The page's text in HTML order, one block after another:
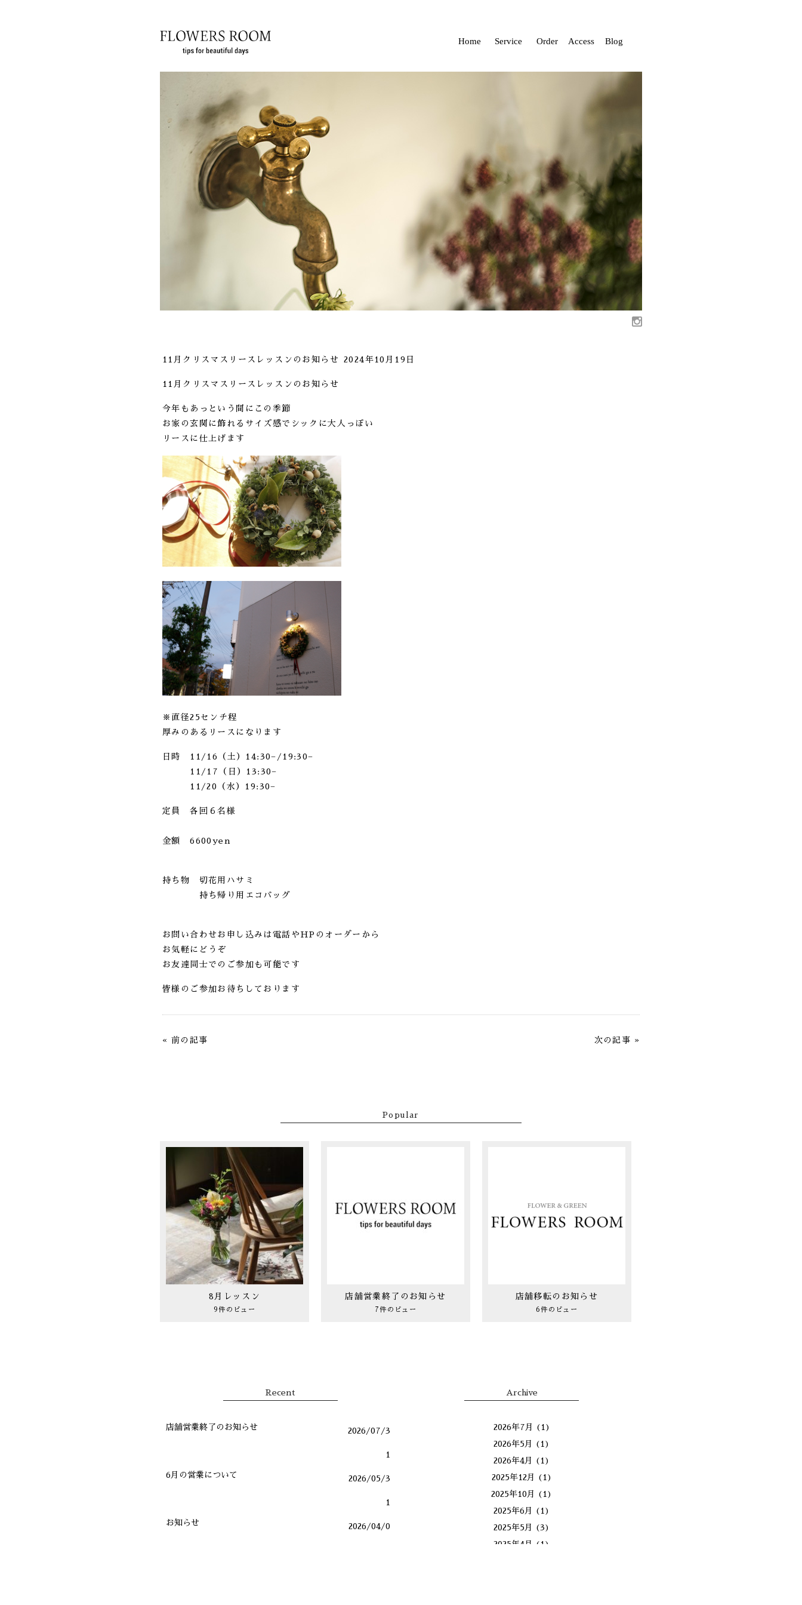
Home Service Order Access Blog
11月クリスマスリースレッスンのお知らせ 2024年10月19日
11月クリスマスリースレッスンのお知らせ
今年もあっという間にこの季節
お家の玄関に飾れるサイズ感でシックに大人っぽい
リースに仕上げます
※直径25センチ程
厚みのあるリースになります
日時 11/16（土）14:30−/19:30−
11/17（日）13:30−
11/20（水）19:30−
定員 各回６名様
金額 6600yen
持ち物 切花用ハサミ
持ち帰り用エコバッグ
お問い合わせお申し込みは電話やHPのオーダーから
お気軽にどうぞ
お友達同士でのご参加も可能です
皆様のご参加お待ちしております
« 前の記事 次の記事 »
Popular
8月レッスン
9件のビュー
店舗営業終了のお知らせ
7件のビュー
店舗移転のお知らせ
6件のビュー
Recent
店舗営業終了のお知らせ 2026/07/3
1
6月の営業について 2026/05/3
1
お知らせ 2026/04/0
Archive
2026年7月
(1)
2026年5月
(1)
2026年4月
(1)
2025年12月
(1)
2025年10月
(1)
2025年6月
(1)
2025年5月
(3)
2025年4月
(1)